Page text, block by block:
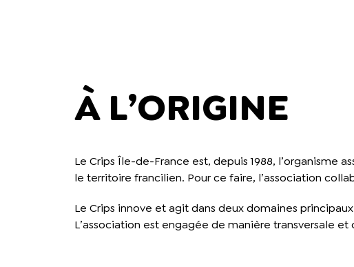
À L’ORIGINE
Le Crips Île-de-France est, depuis 1988,
le territoire francilien. Pour ce faire, l’association
Le Crips innove et agit dans deux domaines
L’association est engagée de manière transversale